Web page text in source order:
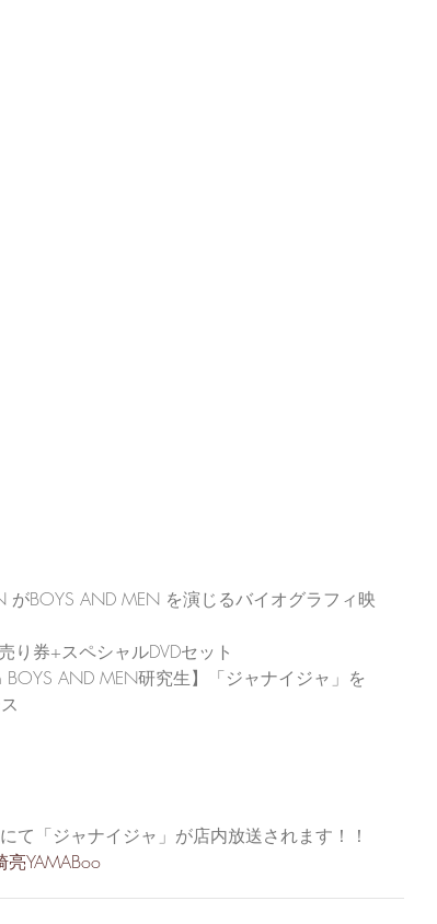
BOYS AND MEN を演じるバイオグラフィ映
り券+スペシャルDVDセット
AND MEN研究生】「ジャナイジャ」を
「ジャナイジャ」が店内放送されます！！
亮YAMABoo